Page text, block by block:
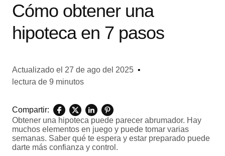
Cómo obtener una
hipoteca en 7 pasos
Actualizado el 27 de ago del 2025 •
lectura de 9 minutos
Compartir:
Obtener una hipoteca puede parecer abrumador. Hay
muchos elementos en juego y puede tomar varias
semanas. Saber qué te espera y estar preparado puede
darte más confianza y control.